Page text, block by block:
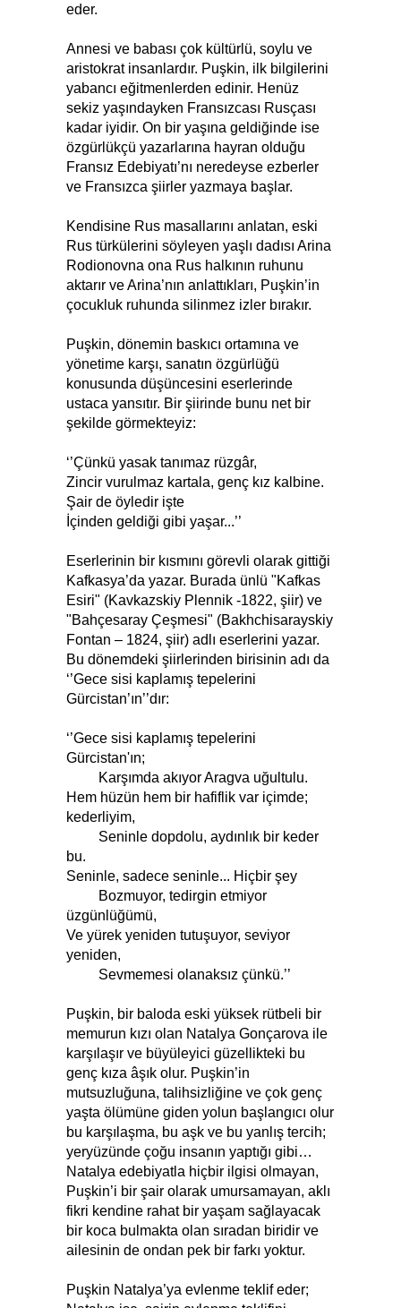
eder.
Annesi ve babası çok kültürlü, soylu ve
aristokrat insanlardır. Puşkin, ilk bilgilerini
yabancı eğitmenlerden edinir. Henüz
sekiz yaşındayken Fransızcası Rusçası
kadar iyidir. On bir yaşına geldiğinde ise
özgürlükçü yazarlarına hayran olduğu
Fransız Edebiyatı’nı neredeyse ezberler
ve Fransızca şiirler yazmaya başlar.
Kendisine Rus masallarını anlatan, eski
Rus türkülerini söyleyen yaşlı dadısı Arina
Rodionovna ona Rus halkının ruhunu
aktarır ve Arina’nın anlattıkları, Puşkin’in
çocukluk ruhunda silinmez izler bırakır.
Puşkin, dönemin baskıcı ortamına ve
yönetime karşı, sanatın özgürlüğü
konusunda düşüncesini eserlerinde
ustaca yansıtır. Bir şiirinde bunu net bir
şekilde görmekteyiz:
‘’Çünkü yasak tanımaz rüzgâr,
Zincir vurulmaz kartala, genç kız kalbine.
Şair de öyledir işte
İçinden geldiği gibi yaşar...’’
Eserlerinin bir kısmını görevli olarak gittiği
Kafkasya’da yazar. Burada ünlü "Kafkas
Esiri" (Kavkazskiy Plennik -1822, şiir) ve
"Bahçesaray Çeşmesi" (Bakhchisarayskiy
Fontan – 1824, şiir) adlı eserlerini yazar.
Bu dönemdeki şiirlerinden birisinin adı da
‘’Gece sisi kaplamış tepelerini
Gürcistan’ın’’dır:
‘’Gece sisi kaplamış tepelerini
Gürcistan'ın;
Karşımda akıyor Aragva uğultulu.
Hem hüzün hem bir hafiflik var içimde;
kederliyim,
Seninle dopdolu, aydınlık bir keder
bu.
Seninle, sadece seninle... Hiçbir şey
Bozmuyor, tedirgin etmiyor
üzgünlüğümü,
Ve yürek yeniden tutuşuyor, seviyor
yeniden,
Sevmemesi olanaksız çünkü.’’
Puşkin, bir baloda eski yüksek rütbeli bir
memurun kızı olan Natalya Gonçarova ile
karşılaşır ve büyüleyici güzellikteki bu
genç kıza âşık olur. Puşkin’in
mutsuzluğuna, talihsizliğine ve çok genç
yaşta ölümüne giden yolun başlangıcı olur
bu karşılaşma, bu aşk ve bu yanlış tercih;
yeryüzünde çoğu insanın yaptığı gibi…
Natalya edebiyatla hiçbir ilgisi olmayan,
Puşkin’i bir şair olarak umursamayan, aklı
fikri kendine rahat bir yaşam sağlayacak
bir koca bulmakta olan sıradan biridir ve
ailesinin de ondan pek bir farkı yoktur.
Puşkin Natalya’ya evlenme teklif eder;